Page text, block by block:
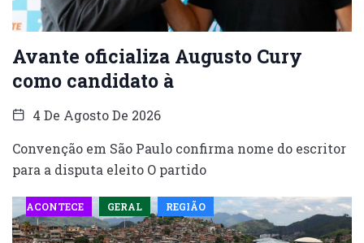
Avante oficializa Augusto Cury
como candidato à
4 De Agosto De 2026
Convenção em São Paulo confirma nome do escritor
para a disputa eleito O partido
ACONTECE GERAL REGIÃO